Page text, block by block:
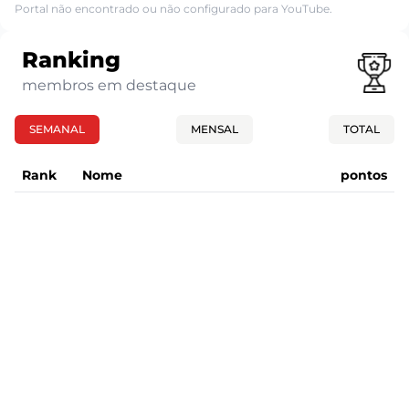
Portal não encontrado ou não configurado para YouTube.
Ranking
membros em destaque
SEMANAL MENSAL TOTAL
Rank Nome pontos